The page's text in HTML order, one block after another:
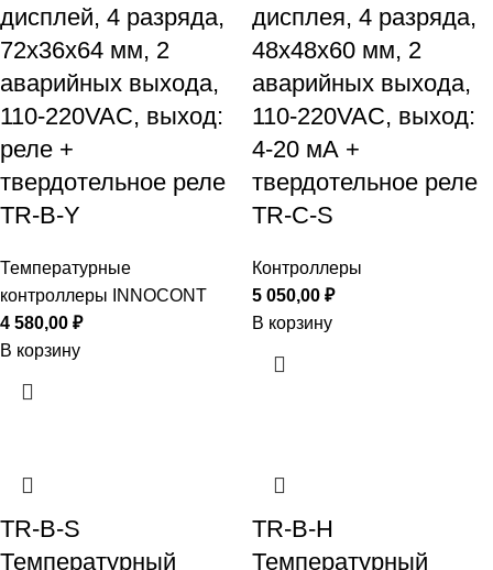
дисплей, 4 разряда,
72x36x64 мм, 2
аварийных выхода,
110-220VAC, выход:
реле +
твердотельное реле
TR-B-Y
Температурные
контроллеры INNOCONT
4 580,00 ₽
В корзину
дисплея, 4 разряда,
48x48x60 мм, 2
аварийных выхода,
110-220VAC, выход:
4-20 мА +
твердотельное реле
TR-C-S
Контроллеры
5 050,00 ₽
В корзину
TR-B-S
Температурный
TR-B-H
Температурный